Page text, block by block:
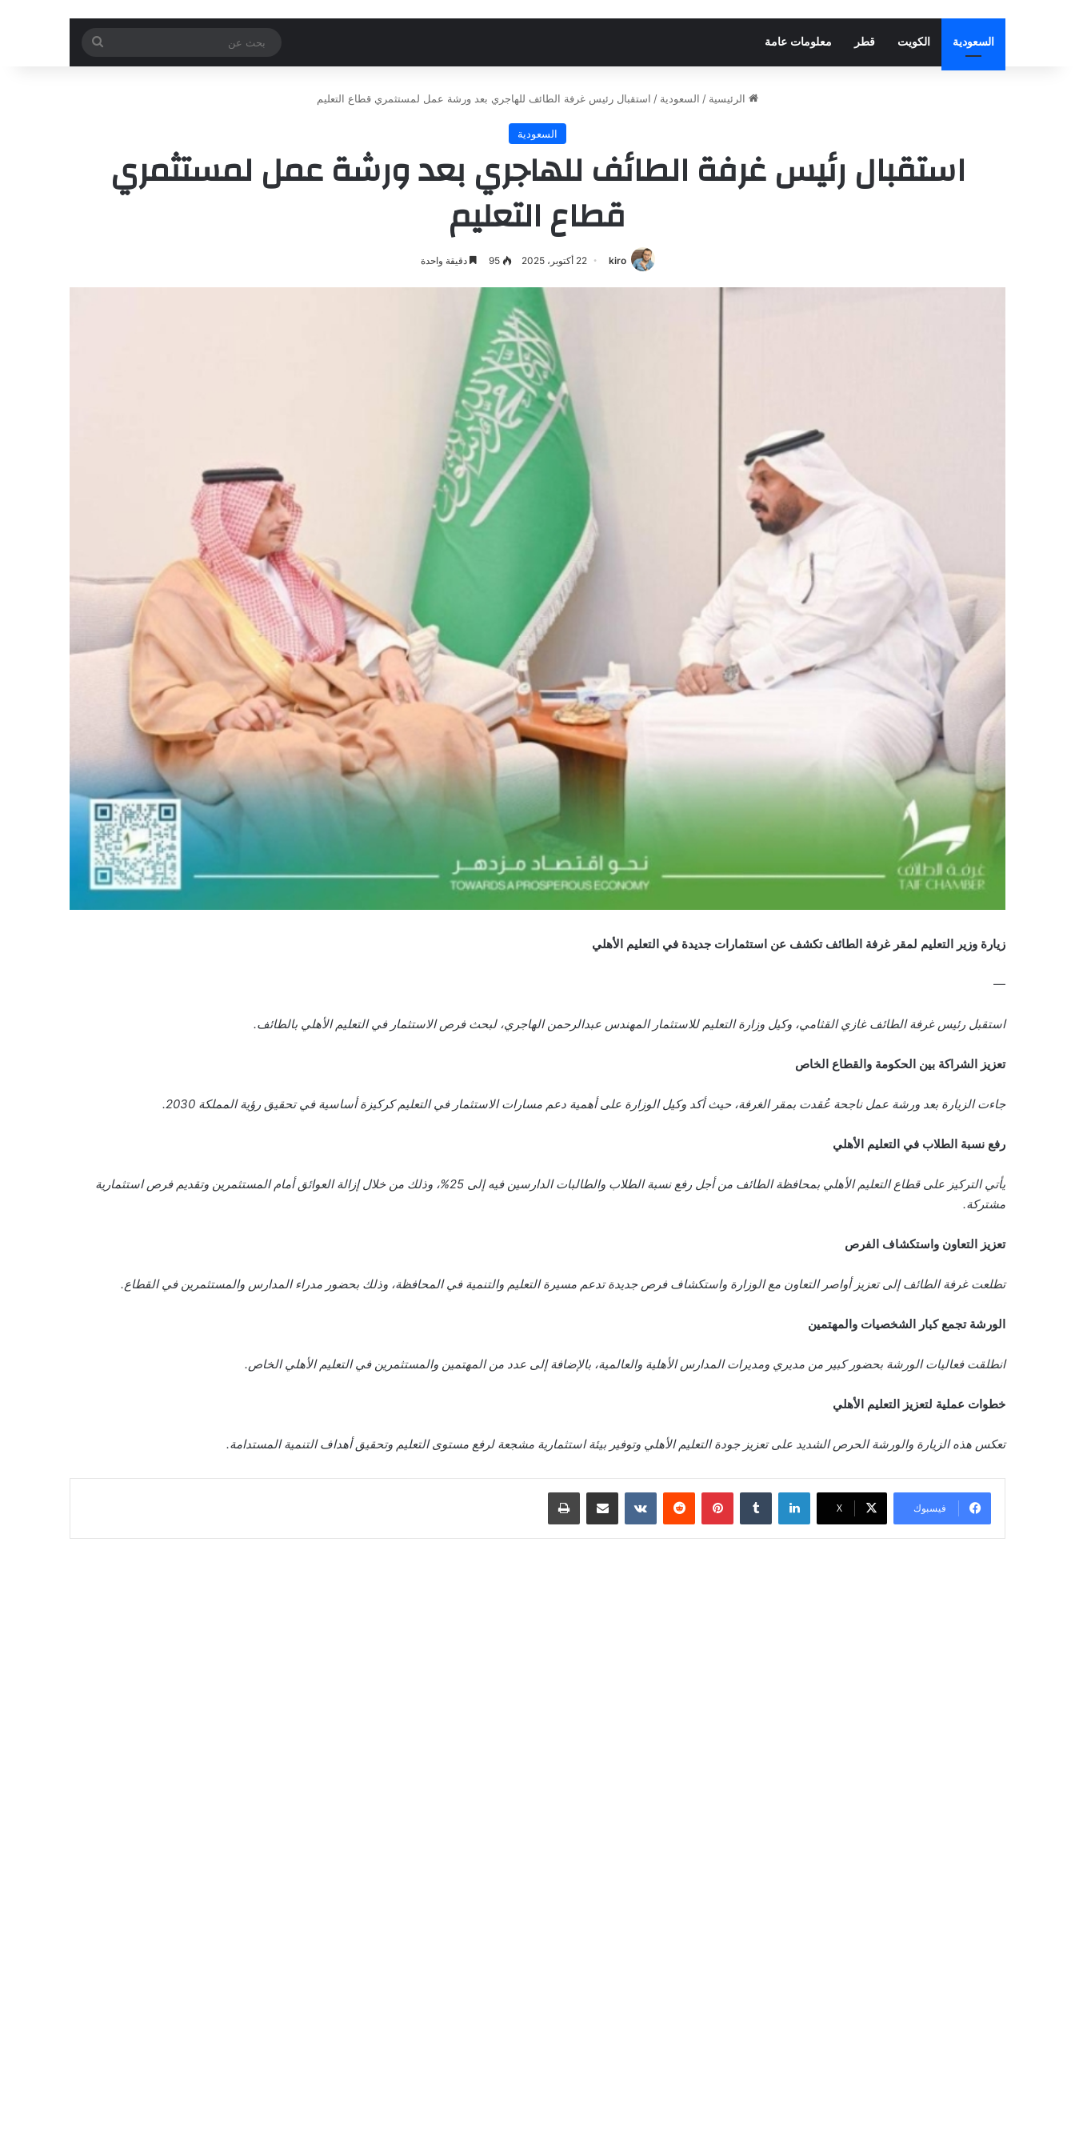
السعودية الكويت قطر معلومات عامة
عن
الرئيسية / السعودية / استقبال رئيس غرفة الطائف للهاجري بعد ورشة عمل لمستثمري قطاع التعليم
السعودية
استقبال رئيس غرفة الطائف للهاجري بعد ورشة عمل لمستثمري
قطاع التعليم
kiro 22 أكتوبر، 2025 95 دقيقة واحدة
زيارة وزير التعليم لمقر غرفة الطائف تكشف عن استثمارات جديدة في التعليم الأهلي
—
استقبل رئيس غرفة الطائف غازي القثامي، وكيل وزارة التعليم للاستثمار المهندس عبدالرحمن الهاجري، لبحث فرص الاستثمار في التعليم الأهلي بالطائف.
تعزيز الشراكة بين الحكومة والقطاع الخاص
جاءت الزيارة بعد ورشة عمل ناجحة عُقدت بمقر الغرفة، حيث أكد وكيل الوزارة على أهمية دعم مسارات الاستثمار في التعليم كركيزة أساسية في تحقيق رؤية المملكة 2030.
رفع نسبة الطلاب في التعليم الأهلي
يأتي التركيز على قطاع التعليم الأهلي بمحافظة الطائف من أجل رفع نسبة الطلاب والطالبات الدارسين فيه إلى 25%، وذلك من خلال إزالة العوائق أمام المستثمرين وتقديم فرص استثمارية
مشتركة.
تعزيز التعاون واستكشاف الفرص
تطلعت غرفة الطائف إلى تعزيز أواصر التعاون مع الوزارة واستكشاف فرص جديدة تدعم مسيرة التعليم والتنمية في المحافظة، وذلك بحضور مدراء المدارس والمستثمرين في القطاع.
الورشة تجمع كبار الشخصيات والمهتمين
انطلقت فعاليات الورشة بحضور كبير من مديري ومديرات المدارس الأهلية والعالمية، بالإضافة إلى عدد من المهتمين والمستثمرين في التعليم الأهلي الخاص.
خطوات عملية لتعزيز التعليم الأهلي
تعكس هذه الزيارة والورشة الحرص الشديد على تعزيز جودة التعليم الأهلي وتوفير بيئة استثمارية مشجعة لرفع مستوى التعليم وتحقيق أهداف التنمية المستدامة.
فيسبوك ‫X
لينكدإن بينتيريست